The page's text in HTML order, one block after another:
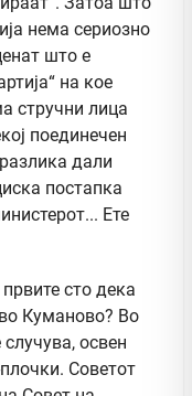
нема сериозно
што е
на кое
стручни лица
поединечен
дали
постапка
Ете
сто дека
Куманово? Во
освен
Советот